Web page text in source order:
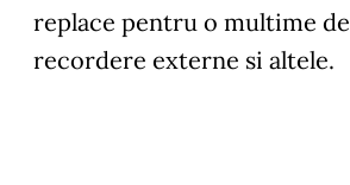
replace pentru o multime
recordere externe si altele.